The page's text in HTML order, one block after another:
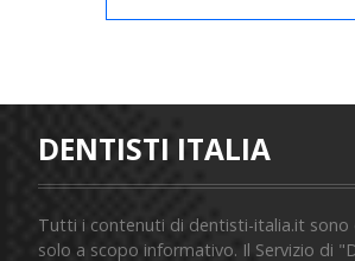
DENTISTI ITALIA
Tutti i contenuti di dentisti-italia.it sono
solo a scopo informativo. Il Servizio di